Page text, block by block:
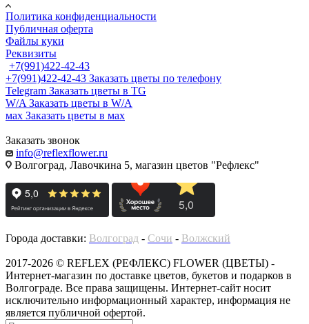
Политика конфиденциальности
Публичная оферта
Файлы куки
Реквизиты
+7(991)422-42-43
+7(991)422-42-43 Заказать цветы по телефону
Telegram Заказать цветы в TG
W/A Заказать цветы в W/A
мах Заказать цветы в мах
Заказать звонок
info@reflexflower.ru
Волгоград, Лавочкина 5, магазин цветов "Рефлекс"
Города доставки: Волгоград - Сочи - Волжский
2017-2026 © REFLEX (РЕФЛЕКС) FLOWER (ЦВЕТЫ) -
Интернет-магазин по доставке цветов, букетов и подарков в
Волгограде. Все права защищены. Интернет-сайт носит
исключительно информационный характер, информация не
является публичной офертой.